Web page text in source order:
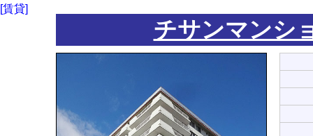
[賃貸]
チサンマンシ